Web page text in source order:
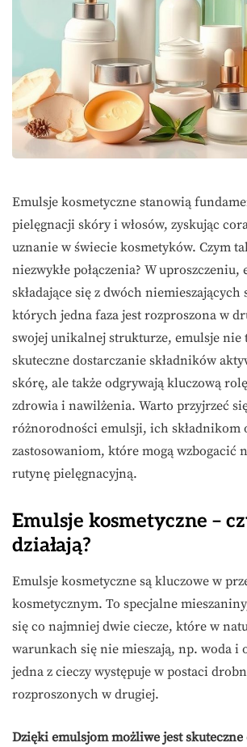
Emulsje kosmetyczne stanowią
pielęgnacji skóry i włosów, zyskując
uznanie w świecie kosmetyków. Czym
niezwykłe połączenia? W uproszczeniu,
składające się z dwóch niemieszających
których jedna faza jest rozproszona w
swojej unikalnej strukturze, emulsje
skuteczne dostarczanie składników
skórę, ale także odgrywają kluczową
zdrowia i nawilżenia. Warto przyjrzeć
różnorodności emulsji, ich składnikom
zastosowaniom, które mogą wzbogacić
rutynę pielęgnacyjną.
Emulsje kosmetyczne –
działają?
Emulsje kosmetyczne są kluczowe w
kosmetycznym. To specjalne
się co najmniej dwie ciecze, które w
warunkach się nie mieszają, np. woda i
jedna z cieczy występuje w postaci
rozproszonych w drugiej.
Dzięki emulsjom możliwe jest skuteczne